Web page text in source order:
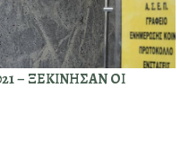
– ΞΕΚΙΝΗΣΑΝ ΟΙ